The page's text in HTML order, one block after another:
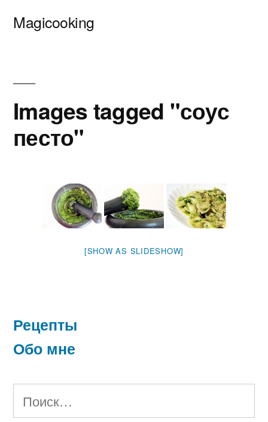
Magicooking
Images tagged "соус
песто"
[SHOW AS SLIDESHOW]
Рецепты
Обо мне
Найти: